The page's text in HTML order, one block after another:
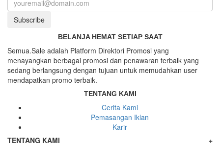
Subscribe
BELANJA HEMAT SETIAP SAAT
Semua.Sale adalah Platform Direktori Promosi yang
menayangkan berbagai promosi dan penawaran terbaik yang
sedang berlangsung dengan tujuan untuk memudahkan user
mendapatkan promo terbaik.
TENTANG KAMI
Cerita Kami
Pemasangan Iklan
Karir
TENTANG KAMI
+